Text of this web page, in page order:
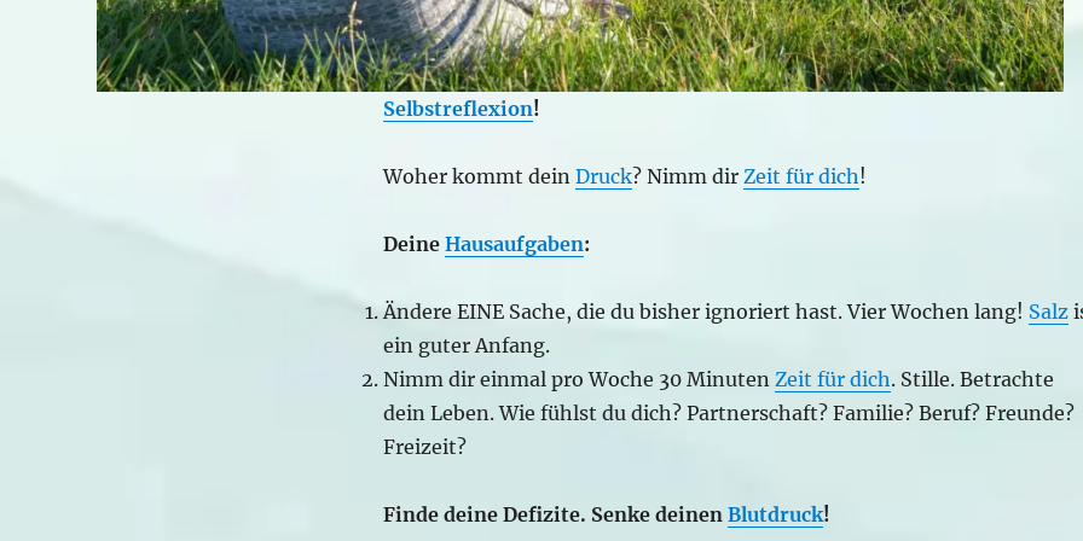
Selbstreflexion!
Woher kommt dein Druck? Nimm dir Zeit für dich!
Deine Hausaufgaben:
Ändere EINE Sache, die du bisher ignoriert hast. Vier Wochen lang! Salz
ein guter Anfang.
Nimm dir einmal pro Woche 30 Minuten Zeit für dich. Stille. Betrachte
dein Leben. Wie fühlst du dich? Partnerschaft? Familie? Beruf? Freunde?
Freizeit?
Finde deine Defizite. Senke deinen Blutdruck!